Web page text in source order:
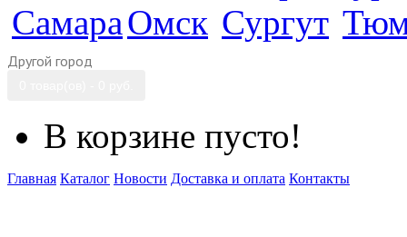
СамараОмск Сургут
Другой город
В корзине пусто!
Главная Каталог Новости Доставка и оплата Контакты